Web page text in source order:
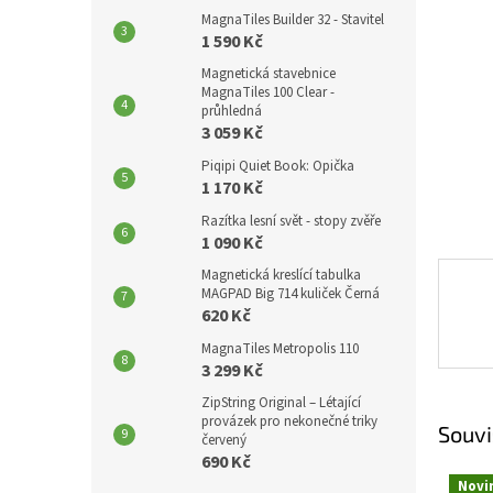
MagnaTiles Builder 32 - Stavitel
1 590 Kč
Magnetická stavebnice
MagnaTiles 100 Clear -
průhledná
3 059 Kč
Piqipi Quiet Book: Opička
1 170 Kč
Razítka lesní svět - stopy zvěře
1 090 Kč
Magnetická kreslící tabulka
MAGPAD Big 714 kuliček Černá
620 Kč
MagnaTiles Metropolis 110
3 299 Kč
ZipString Original – Létající
provázek pro nekonečné triky
červený
690 Kč